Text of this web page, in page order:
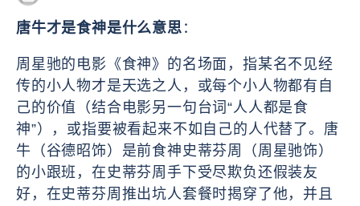
唐牛才是食神是什么意思 ：
周星驰的电影《食神》的名场面，指某名不见经
传的小人物才是天选之人，或每个小人物都有自
己的价值（结合电影另一句台词“人人都是食
神”），或指要被看起来不如自己的人代替了。唐
牛（谷德昭饰）是前食神史蒂芬周（周星驰饰）
的小跟班，在史蒂芬周手下受尽欺负还假装友
好，在史蒂芬周推出坑人套餐时揭穿了他，并且